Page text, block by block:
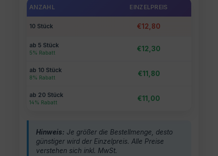
ANZAHL EINZELPREIS
10 Stück €12,80
ab 5 Stück
5% Rabatt
€12,30
ab 10 Stück
8% Rabatt
€11,80
ab 20 Stück
14% Rabatt
€11,00
Hinweis: Je größer die Bestellmenge, desto
günstiger wird der Einzelpreis. Alle Preise
verstehen sich inkl. MwSt.